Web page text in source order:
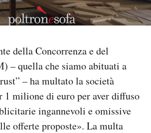
della Concorrenza e del
– quella che siamo abituati a
– ha multato la società
1 milione di euro per aver diffuso
ingannevoli e omissive
offerte proposte». La multa